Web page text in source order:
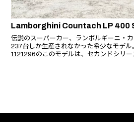
Lamborghini Countach LP 400
伝説のスーパーカー、ランボルギーニ・
237台しか生産されなかった希少なモデル
1121296のこのモデルは、セカンドシリ